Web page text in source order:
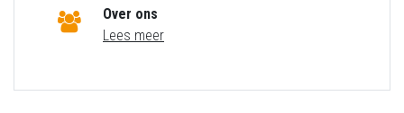
Over ons
Lees meer